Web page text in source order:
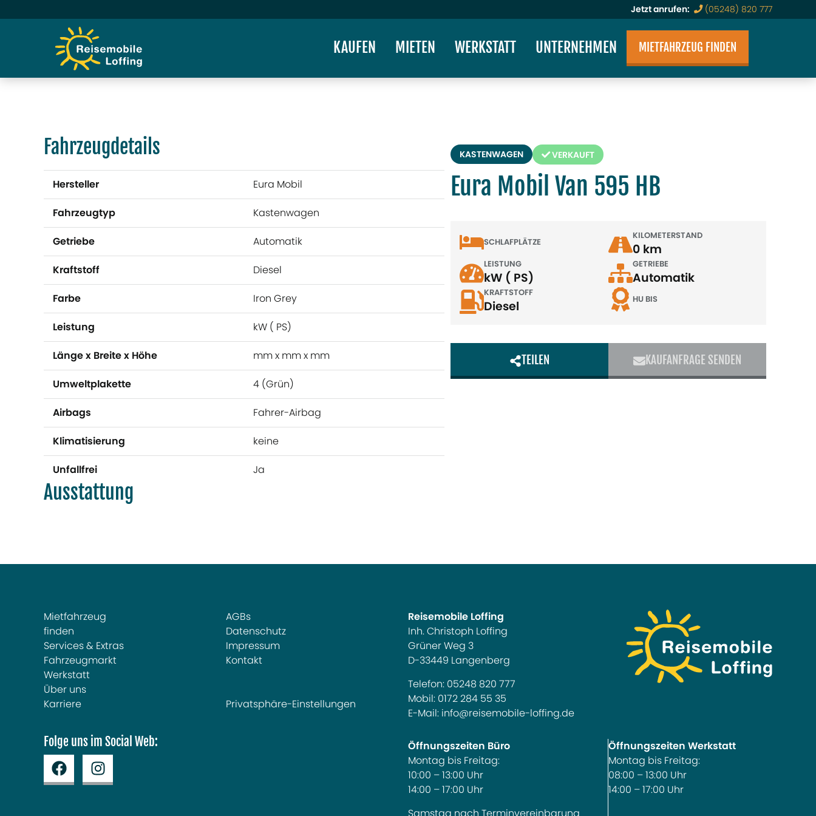
Jetzt anrufen: (05248) 820 777
KAUFEN MIETEN WERKSTATT UNTERNEHMEN MIETFAHRZEUG FINDEN
Fahrzeugdetails
Hersteller Eura Mobil
Fahrzeugtyp Kastenwagen
Getriebe Automatik
Kraftstoff Diesel
Farbe Iron Grey
Leistung kW ( PS)
Länge x Breite x Höhe mm x mm x mm
Umweltplakette 4 (Grün)
Airbags Fahrer-Airbag
Klimatisierung keine
Unfallfrei Ja
Ausstattung
KASTENWAGEN VERKAUFT
Eura Mobil Van 595 HB
SCHLAFPLÄTZE
KILOMETERSTAND
0 km
LEISTUNG
kW ( PS)
GETRIEBE
Automatik
KRAFTSTOFF
Diesel
HU BIS
TEILEN KAUFANFRAGE SENDEN
Mietfahrzeug
finden
Services & Extras
Fahrzeugmarkt
Werkstatt
Über uns
Karriere
Folge uns im Social Web:
AGBs
Datenschutz
Impressum
Kontakt
Privatsphäre-Einstellungen
Reisemobile Loffing
Inh. Christoph Loffing
Grüner Weg 3
D-33449 Langenberg
Telefon: 05248 820 777
Mobil: 0172 284 55 35
E-Mail: info@reisemobile-loffing.de
Öffnungszeiten Büro
Montag bis Freitag:
10:00 – 13:00 Uhr
14:00 – 17:00 Uhr
Samstag nach Terminvereinbarung
Öffnungszeiten Werkstatt
Montag bis Freitag:
08:00 – 13:00 Uhr
14:00 – 17:00 Uhr